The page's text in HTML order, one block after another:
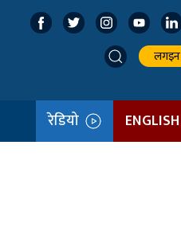
लगइन
रेडियो ENGLISH